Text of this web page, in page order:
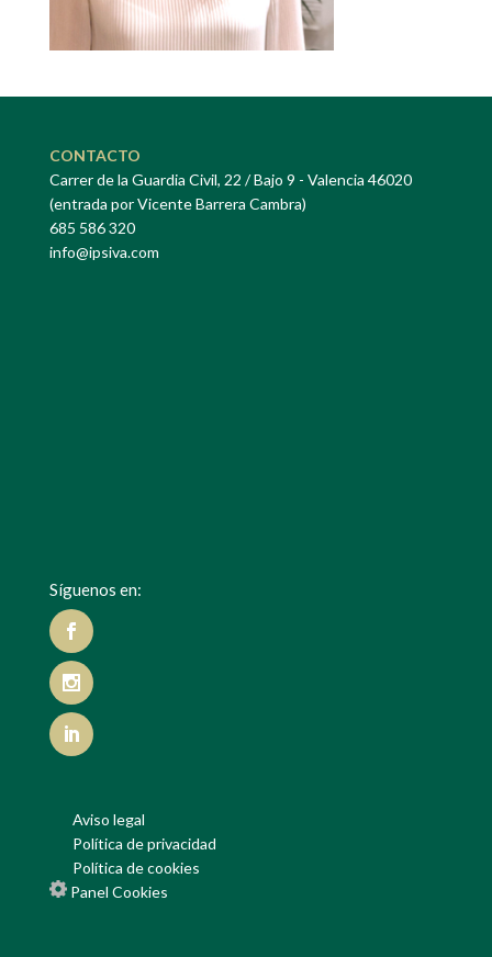
CONTACTO
Carrer de la Guardia Civil, 22 / Bajo 9 - Valencia 46020
(entrada por Vicente Barrera Cambra)
685 586 320
info@ipsiva.com
Síguenos en:
Aviso legal
Política de privacidad
Política de cookies
Panel Cookies